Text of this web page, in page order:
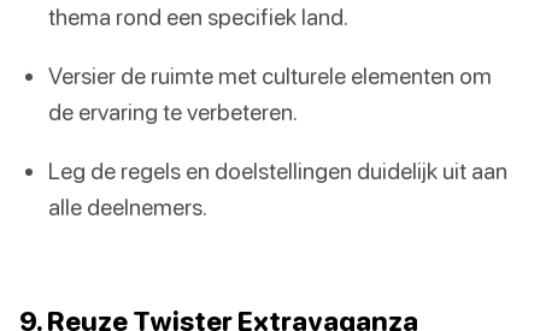
thema rond een specifiek land.
Versier de ruimte met culturele elementen om
de ervaring te verbeteren.
Leg de regels en doelstellingen duidelijk uit aan
alle deelnemers.
9. Reuze Twister Extravaganza